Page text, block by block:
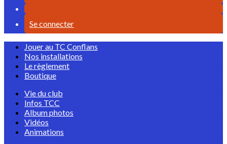
Se connecter
Jouer au TC Conflans
Nos installations
Le règlement
Boutique
Vie du club
Infos TCC
Album photos
Vidéos
Animations